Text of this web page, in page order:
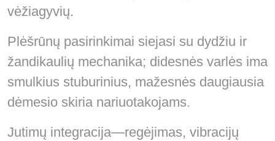
vėžiagyvių.
Plėšrūnų pasirinkimai siejasi su dydžiu ir
žandikaulių mechanika; didesnės varlės ima
smulkius stuburinius, mažesnės daugiausia
dėmesio skiria nariuotakojams.
Jutimų integracija—regėjimas, vibracijų